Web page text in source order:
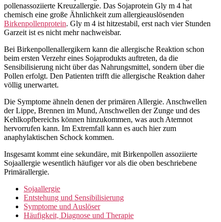
pollenassoziierte Kreuzallergie. Das Sojaprotein Gly m 4 hat
chemisch eine große Ähnlichkeit zum allergieauslösenden
Birkenpollenprotein. Gly m 4 ist hitzestabil, erst nach vier Stunden
Garzeit ist es nicht mehr nachweisbar.
Bei Birkenpollenallergikern kann die allergische Reaktion schon
beim ersten Verzehr eines Sojaprodukts auftreten, da die
Sensibilisierung nicht über das Nahrungsmittel, sondern über die
Pollen erfolgt. Den Patienten trifft die allergische Reaktion daher
völlig unerwartet.
Die Symptome ähneln denen der primären Allergie. Anschwellen
der Lippe, Brennen im Mund, Anschwellen der Zunge und des
Kehlkopfbereichs können hinzukommen, was auch Atemnot
hervorrufen kann. Im Extremfall kann es auch hier zum
anaphylaktischen Schock kommen.
Insgesamt kommt eine sekundäre, mit Birkenpollen assoziierte
Sojaallergie wesentlich häufiger vor als die oben beschriebene
Primärallergie.
Sojaallergie
Entstehung und Sensibilisierung
Symptome und Auslöser
Häufigkeit, Diagnose und Therapie